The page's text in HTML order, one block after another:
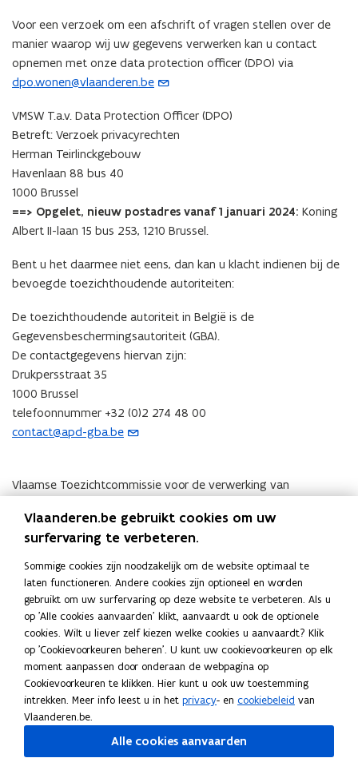
Voor een verzoek om een afschrift of vragen stellen over de
manier waarop wij uw gegevens verwerken kan u contact
opnemen met onze data protection officer (DPO) via
dpo.wonen@vlaanderen.be
(
p
e
n
t
n
u
m
a
i
l
a
p
p
c
VMSW T.a.v. Data Protection Officer (DPO)
Betreft: Verzoek privacyrechten
Herman Teirlinckgebouw
Havenlaan 88 bus 40
1000 Brussel
==> Opgelet, nieuw postadres vanaf 1 januari 2024: Koning
Albert II-laan 15 bus 253, 1210 Brussel.
Bent u het daarmee niet eens, dan kan u klacht indienen bij de
bevoegde toezichthoudende autoriteiten:
De toezichthoudende autoriteit in België is de
Gegevensbeschermingsautoriteit (GBA).
De contactgegevens hiervan zijn:
Drukpersstraat 35
1000 Brussel
telefoonnummer +32 (0)2 274 48 00
contact@apd-gba.be
(
e
Vlaamse Toezichtcommissie voor de verwerking van
Koning Albert II Laan 15
1210 Brussel
België
telefoonnummer +32 (0)2 553 208
contact@toezichtscommissie.be
Deel deze pagina
L
i
n
k
K
o
p
i
Volg Wonen in Vlaanderen op onze kanalen
Vlaanderen.be gebruikt cookies om uw
surfervaring te verbeteren.
Sommige cookies zijn noodzakelijk om de website optimaal te
laten functioneren. Andere cookies zijn optioneel en worden
gebruikt om uw surfervaring op deze website te verbeteren. Als u
op 'Alle cookies aanvaarden' klikt, aanvaardt u ook de optionele
cookies. Wilt u liever zelf kiezen welke cookies u aanvaardt? Klik
op 'Cookievoorkeuren beheren'. U kunt uw cookievoorkeuren op elk
moment aanpassen door onderaan de webpagina op
Cookievoorkeuren te klikken. Hier kunt u ook uw toestemming
intrekken. Meer info leest u in het privacy- en cookiebeleid van
Vlaanderen.be.
Alle cookies aanvaarden